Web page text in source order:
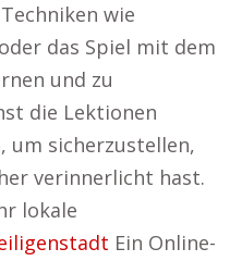
wie
das Spiel mit dem
und zu
die Lektionen
um sicherzustellen,
verinnerlicht hast.
lokale
Ein Online-